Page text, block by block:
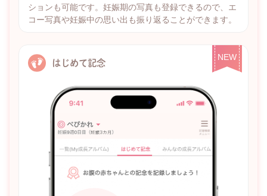
ションも可能です。妊娠期の写真も登録できるので、エ
コー写真や妊娠中の思い出も振り返ることができます。
NEW
はじめて記念